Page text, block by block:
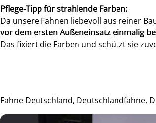
Pflege-Tipp für strahlende Farben:
Da unsere Fahnen liebevoll aus reiner
vor dem ersten Außeneinsatz einmalig
Das fixiert die Farben und schützt sie
Fahne Deutschland, Deutschlandfahne,